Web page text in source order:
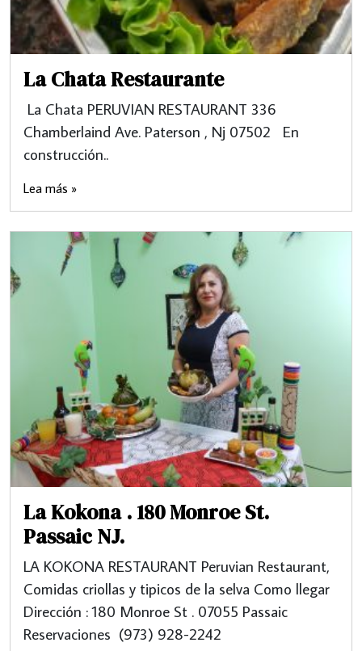
La Chata Restaurante
La Chata PERUVIAN RESTAURANT 336
Chamberlaind Ave. Paterson , Nj 07502 En
construcción..
Lea más »
La Kokona . 180 Monroe St.
Passaic NJ.
LA KOKONA RESTAURANT Peruvian Restaurant,
Comidas criollas y tipicos de la selva Como llegar
Dirección : 180 Monroe St . 07055 Passaic
Reservaciones (973) 928-2242